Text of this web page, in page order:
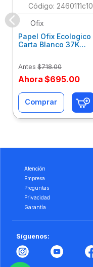
: 2460111c10
Ofix
Papel Ofix Ecologico
Carta Blanco 37K
Antes $718.00
Ahora $695.00
Comprar
Atención
Empresa
Preguntas
Privacidad
Garantía
Síguenos: